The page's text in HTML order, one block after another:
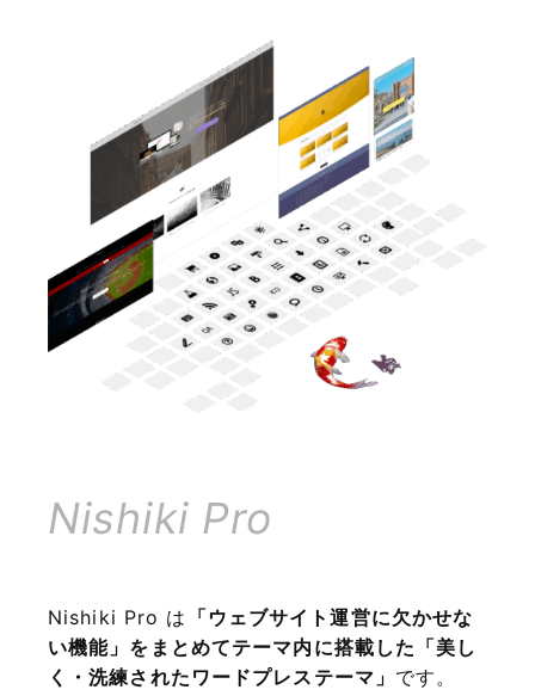
Nishiki Pro
Nishiki Pro は 「ウェブサイト運営に欠かせな
い機能」をまとめてテーマ内に搭載した「美し
く・洗練されたワードプレステーマ」 です。